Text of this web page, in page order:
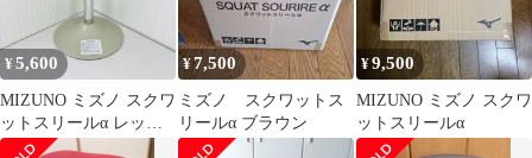
¥5,600
MIZUNO ミズノ スクワ
ットスリールα レッ
ド 高さ調節可能 膝
¥7,500
ミズノ スクワットス
リールα ブラウン
¥9,500
MIZUNO ミズノ スクワ
ットスリールα